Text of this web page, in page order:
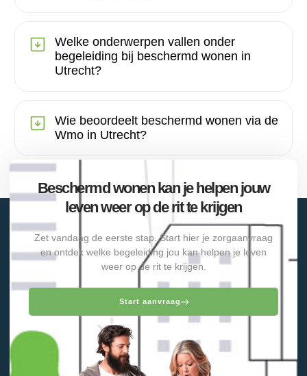
Welke onderwerpen vallen onder
begeleiding bij beschermd wonen in
Utrecht?
Wie beoordeelt beschermd wonen via de
Wmo in Utrecht?
Beschermd wonen kan je helpen jouw
leven weer op de rit te krijgen
Zet vandaag de eerste stap. Start hier je zorgaanvraag
en ontdek welke begeleiding jou kan helpen je leven
weer op de rit te krijgen.
Start aanvraag